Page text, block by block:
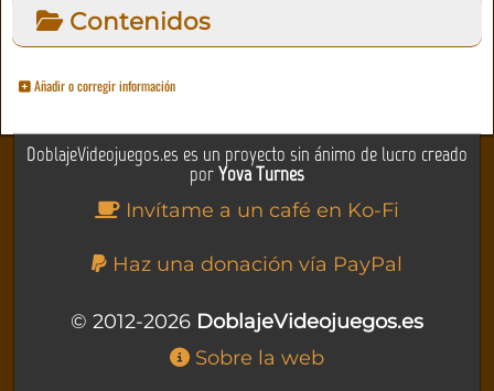
Contenidos
Añadir o corregir información
DoblajeVideojuegos.es es un proyecto sin ánimo de lucro creado
porYova Turnes
Invítame a un café en Ko-Fi
Haz una donación vía PayPal
© 2012-2026 DoblajeVideojuegos.es
Sobre la web